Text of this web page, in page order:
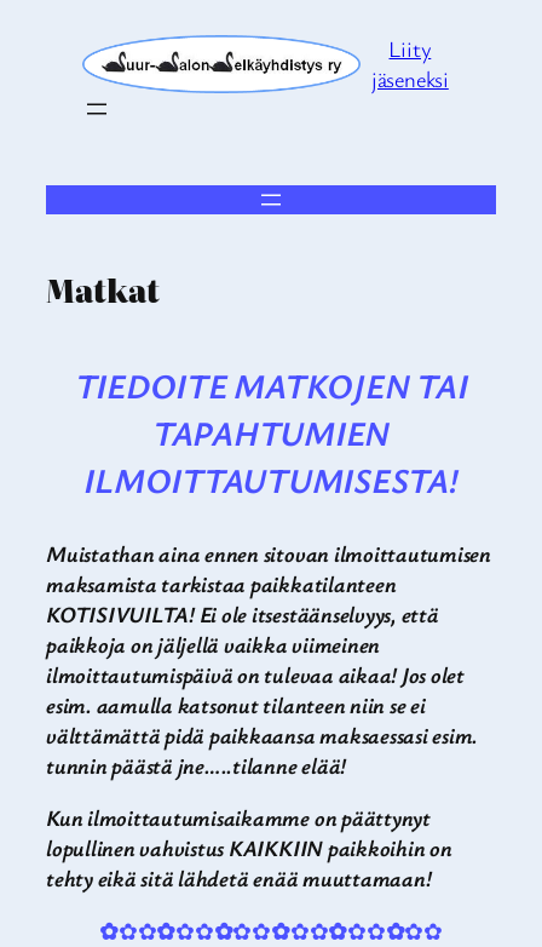
sisältöön
Liity
jäseneksi
Matkat
TIEDOITE MATKOJEN TAI
TAPAHTUMIEN
ILMOITTAUTUMISESTA!
Muistathan aina ennen sitovan ilmoittautumisen
maksamista tarkistaa paikkatilanteen
KOTISIVUILTA! Ei ole itsestäänselvyys, että
paikkoja on jäljellä vaikka viimeinen
ilmoittautumispäivä on tulevaa aikaa! Jos olet
esim. aamulla katsonut tilanteen niin se ei
välttämättä pidä paikkaansa maksaessasi esim.
tunnin päästä jne…..tilanne elää!
Kun ilmoittautumisaikamme on päättynyt
lopullinen vahvistus KAIKKIIN paikkoihin on
tehty eikä sitä lähdetä enää muuttamaan!
✿✿✿✿✿✿✿✿✿✿✿✿✿✿✿✿✿✿